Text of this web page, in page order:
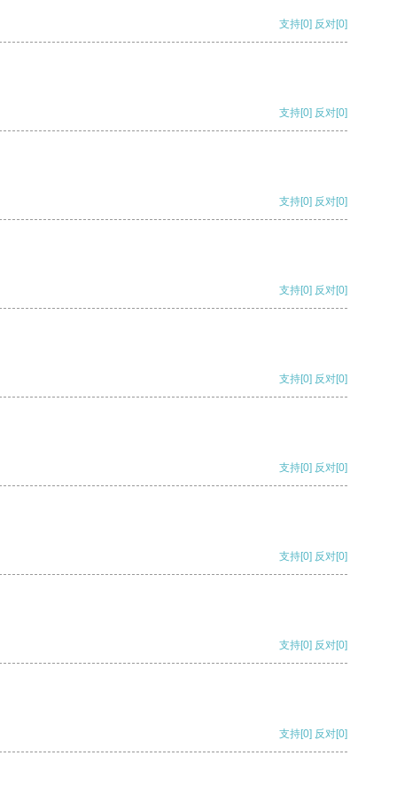
支持[0] 反对[0]
支持[0] 反对[0]
支持[0] 反对[0]
支持[0] 反对[0]
支持[0] 反对[0]
支持[0] 反对[0]
支持[0] 反对[0]
支持[0] 反对[0]
支持[0] 反对[0]